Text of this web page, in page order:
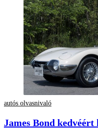
autós olvasnivaló
James Bond